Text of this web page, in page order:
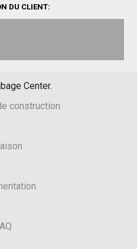
DU CLIENT:
Center.
construction